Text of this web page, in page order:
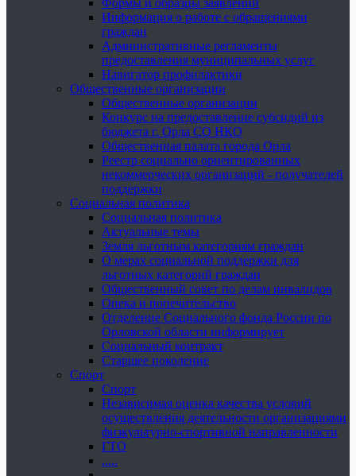
Формы и образцы заявлений
Информация о работе с обращениями
граждан
Административные регламенты
предоставления муниципальных услуг
Навигатор профилактики
Общественные организации
Общественные организации
Конкурс на предоставление субсидий из
бюджета г. Орла СО НКО
Общественная палата города Орла
Реестр социально ориентированных
некоммерческих организаций - получателей
поддержки
Социальная политика
Социальная политика
Актуальные темы
Земля льготным категориям граждан
О мерах социальной поддержки для
льготных категорий граждан
Общественный совет по делам инвалидов
Опека и попечительство
Отделение Социального фонда России по
Орловской области информирует
Социальный контракт
Старшее поколение
Спорт
Спорт
Независимая оценка качества условий
осуществления деятельности организациями
физкультурно-спортивной направленности
ГТО
.....